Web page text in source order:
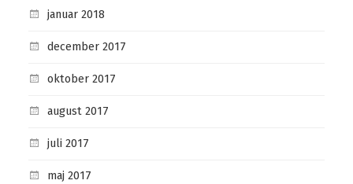
januar 2018
december 2017
oktober 2017
august 2017
juli 2017
maj 2017